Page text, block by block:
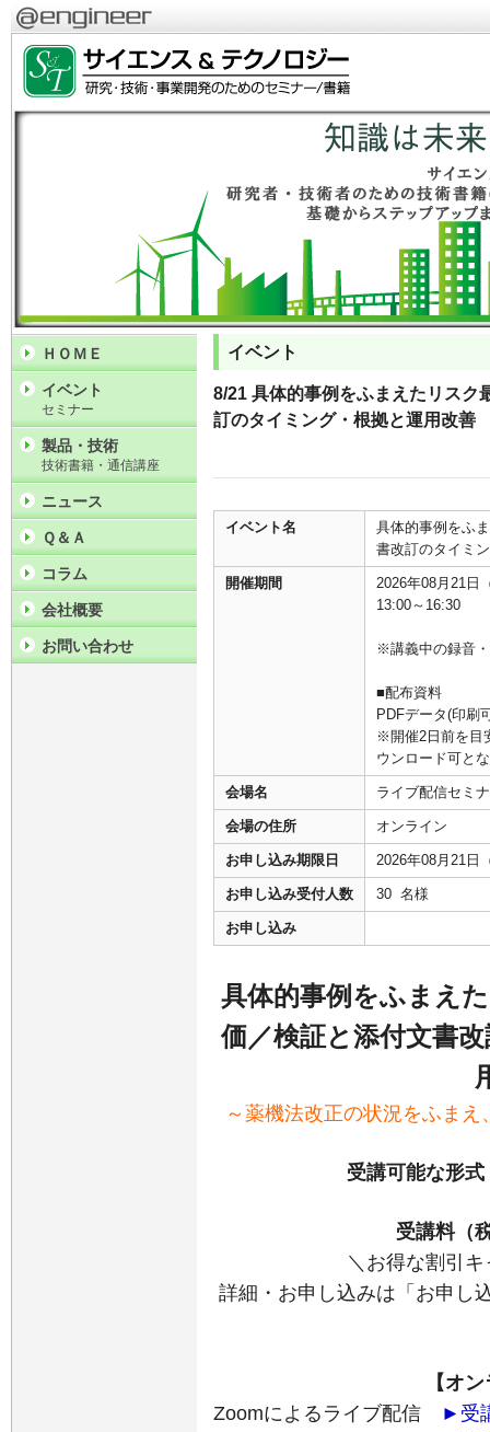
イベント
8/21 具体的事例をふまえたリスク
訂のタイミング・根拠と運用改善
イベント名
具体的事例をふ
書改訂のタイミ
開催期間
2026年08月21日
13:00～16:30
※講義中の録音
■配布資料
PDFデータ(印刷
※開催2日前を目
ウンロード可と
会場名 ライブ配信セミ
会場の住所 オンライン
お申し込み期限日 2026年08月21日
お申し込み受付人数 30 名様
お申し込み
具体的事例をふまえ
価／検証と添付文書
～薬機法改正の状況をふま
受講可能な形
受講料（
＼お得な割引
詳細・お申し込みは「お申し
【オ
Zoomによるライブ配信
►受
ＨＯＭＥ
イベント
セミナー
製品・技術
技術書籍・通信講座
ニュース
Ｑ＆Ａ
コラム
会社概要
お問い合わせ